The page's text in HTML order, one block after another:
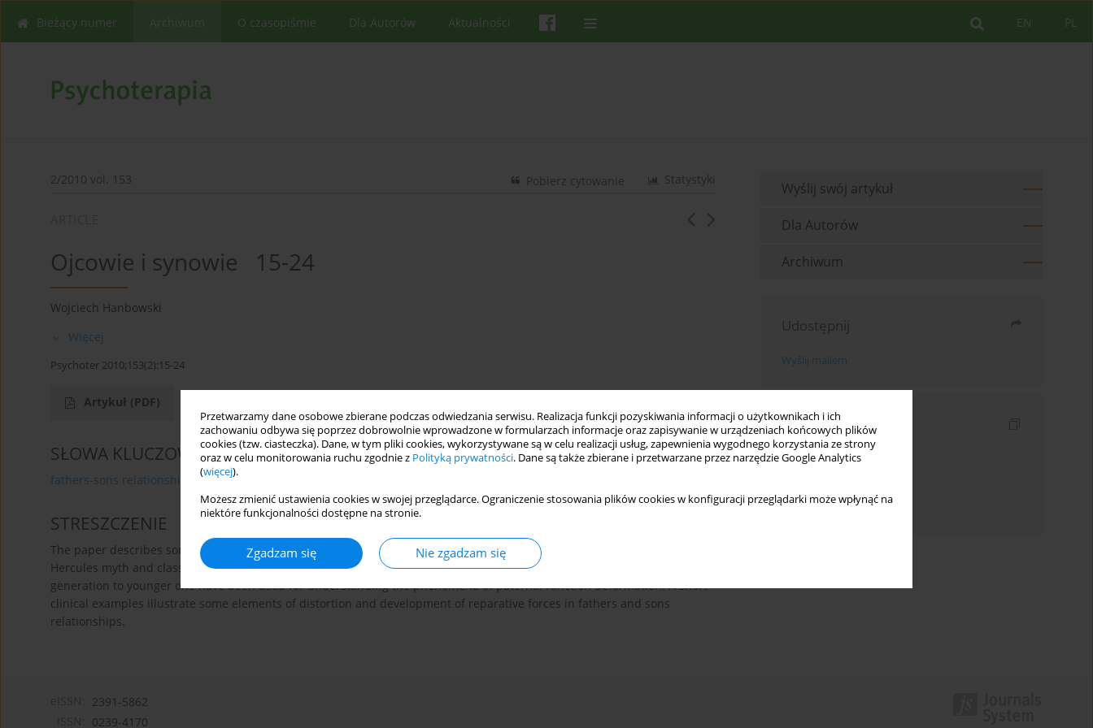
Przetwarzamy dane osobowe zbierane podczas odwiedzania serwisu. Realizacja funkcji pozyskiwania informacji o użytkownikach i ich
zachowaniu odbywa się poprzez dobrowolnie wprowadzone w formularzach informacje oraz zapisywanie w urządzeniach końcowych plików
cookies (tzw. ciasteczka). Dane, w tym pliki cookies, wykorzystywane są w celu realizacji usług, zapewnienia wygodnego korzystania ze strony
oraz w celu monitorowania ruchu zgodnie z Polityką prywatności. Dane są także zbierane i przetwarzane przez narzędzie Google Analytics
(więcej).
Możesz zmienić ustawienia cookies w swojej przeglądarce. Ograniczenie stosowania plików cookies w konfiguracji przeglądarki może wpłynąć na
niektóre funkcjonalności dostępne na stronie.
Zgadzam się Nie zgadzam się
PL
EN
Bieżący numer Archiwum O czasopiśmie Dla Autorów Aktualności
2/2010 vol. 153 Statystyki
Pobierz cytowanie
Ojcowie i synowie 15-24
Wojciech Hanbowski
Więcej
Psychoter 2010;153(2):15-24
Artykuł (PDF)
SŁOWA KLUCZOWE
fathers-sons relationship
STRESZCZENIE
The paper describes some aspects of development and inhibition of paternal functions. Sophocles tragedy based on
Hercules myth and classic myth on Oedipus as well as Parson's concept of Oedipus complex transmitted from older
generation to younger one have been used for understanding the phenomena of paternal function deformation. A short
clinical examples illustrate some elements of distortion and development of reparative forces in fathers and sons
relationships.
Wyślij swój artykuł
Dla Autorów
Archiwum
Udostępnij
Wyślij mailem
Indeksy
Indeks słów kluczowych
Indeks autorów
2391-5862
0239-4170